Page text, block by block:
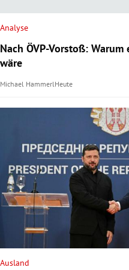
Analyse
Nach ÖVP-Vorstoß:
wäre
Michael Hammerl Heute
Ausland